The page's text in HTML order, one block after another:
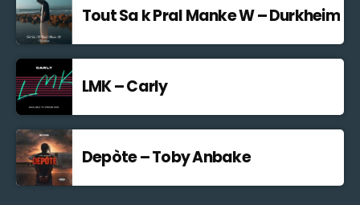
Tout Sa k Pral Manke W – Durkheim
LMK – Carly
Depòte – Toby Anbake